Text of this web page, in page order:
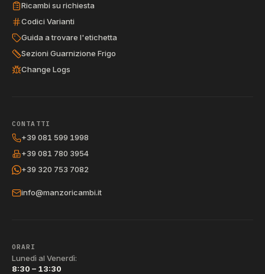
Ricambi su richiesta
Codici Varianti
Guida a trovare l'etichetta
Sezioni Guarnizione Frigo
Change Logs
CONTATTI
+39 081 599 1998
+39 081 780 3954
+39 320 753 7082
info@manzoricambi.it
ORARI
Lunedì al Venerdì:
8:30 – 13:30